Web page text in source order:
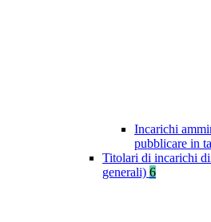
Incarichi
pubblicare in
Titolari di incarichi
generali) 6